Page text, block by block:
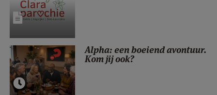
Alpha: een boeiend avontuur.
Kom jij ook?